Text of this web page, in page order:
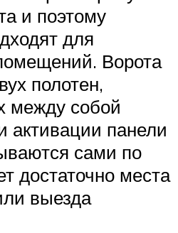
и поэтому
для
Ворота
полотен,
между собой
активации панели
сами по
достаточно места
выезда